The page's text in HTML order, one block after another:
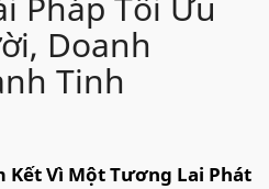
Doanh
Tinh
Kết Vì Một Tương Lai Phát